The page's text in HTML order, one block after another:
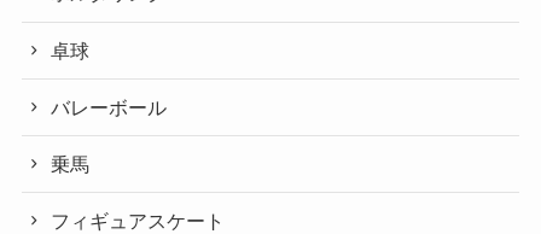
卓球
バレーボール
乗馬
フィギュアスケート